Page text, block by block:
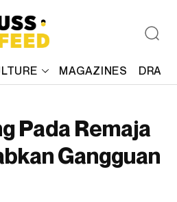
MAGAZINES
Pada Remaja
Gangguan